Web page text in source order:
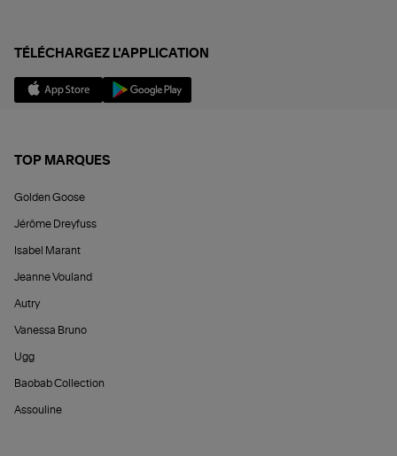
TÉLÉCHARGEZ L'APPLICATION
TOP MARQUES
Golden Goose
Jérôme Dreyfuss
Isabel Marant
Jeanne Vouland
Autry
Vanessa Bruno
Ugg
Baobab Collection
Assouline